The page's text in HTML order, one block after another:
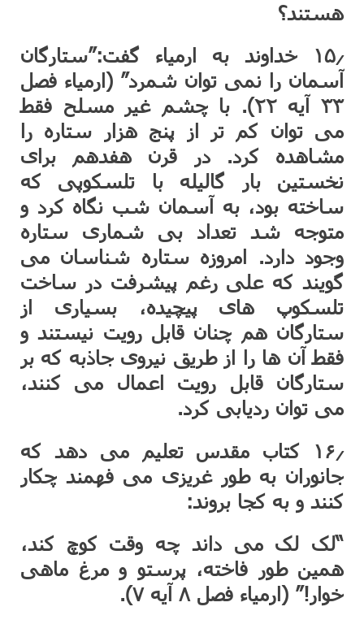
هستند؟
۱۵٫ خداوند به ارمیاء گفت:”ستارگان
آسمان را نمی توان شمرد” (ارمیاء فصل
۳۳ آیه ۲۲). با چشم غیر مسلح فقط
می توان کم تر از پنج هزار ستاره را
مشاهده کرد. در قرن هفدهم برای
نخستین بار گالیله با تلسکوپی که
ساخته بود، به آسمان شب نگاه کرد و
متوجه شد تعداد بی شماری ستاره
وجود دارد. امروزه ستاره شناسان می
گویند که علی رغم پیشرفت در ساخت
تلسکوپ های پیچیده، بسیاری از
ستارگان هم چنان قابل رویت نیستند و
فقط آن ها را از طریق نیروی جاذبه که بر
ستارگان قابل رویت اعمال می کنند،
می توان ردیابی کرد.
۱۶٫ کتاب مقدس تعلیم می دهد که
جانوران به طور غریزی می فهمند چکار
کنند و به کجا بروند:
“لک لک می داند چه وقت کوچ کند،
همین طور فاخته، پرستو و مرغ ماهی
خوار!” (ارمیاء فصل ۸ آیه ۷).